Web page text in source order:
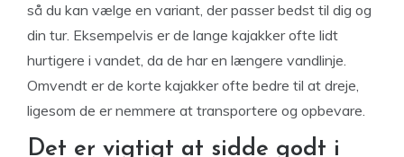
så du kan vælge en variant, der passer bedst til dig og
din tur. Eksempelvis er de lange kajakker ofte lidt
hurtigere i vandet, da de har en længere vandlinje.
Omvendt er de korte kajakker ofte bedre til at dreje,
ligesom de er nemmere at transportere og opbevare.
Det er vigtigt at sidde godt i